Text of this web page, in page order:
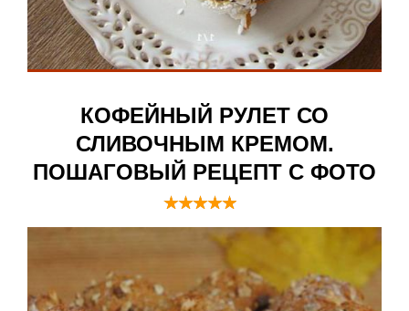
КОФЕЙНЫЙ РУЛЕТ СО
СЛИВОЧНЫМ КРЕМОМ.
ПОШАГОВЫЙ РЕЦЕПТ С ФОТО